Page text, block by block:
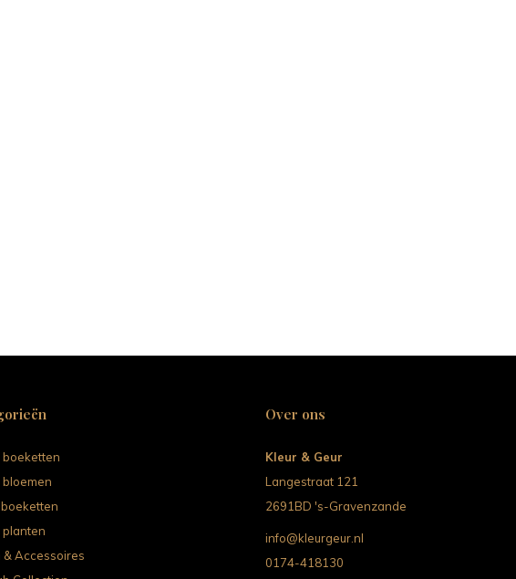
boeketten
bloemen
planten
& Accessoires
Over ons
Kleur & Geur
Langestraat 121
2691BD 's-Gravenzande
info@kleurgeur.nl
0174-418130